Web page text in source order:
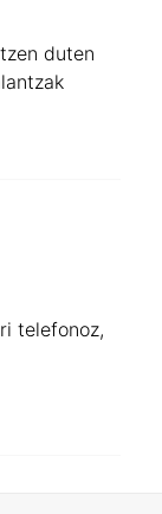
duten
telefonoz,